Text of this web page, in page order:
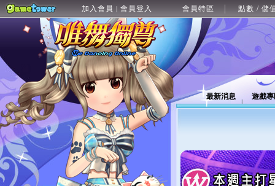
加入會員 | 會員登入 會員特區 點數 / 儲
最新消息 遊戲